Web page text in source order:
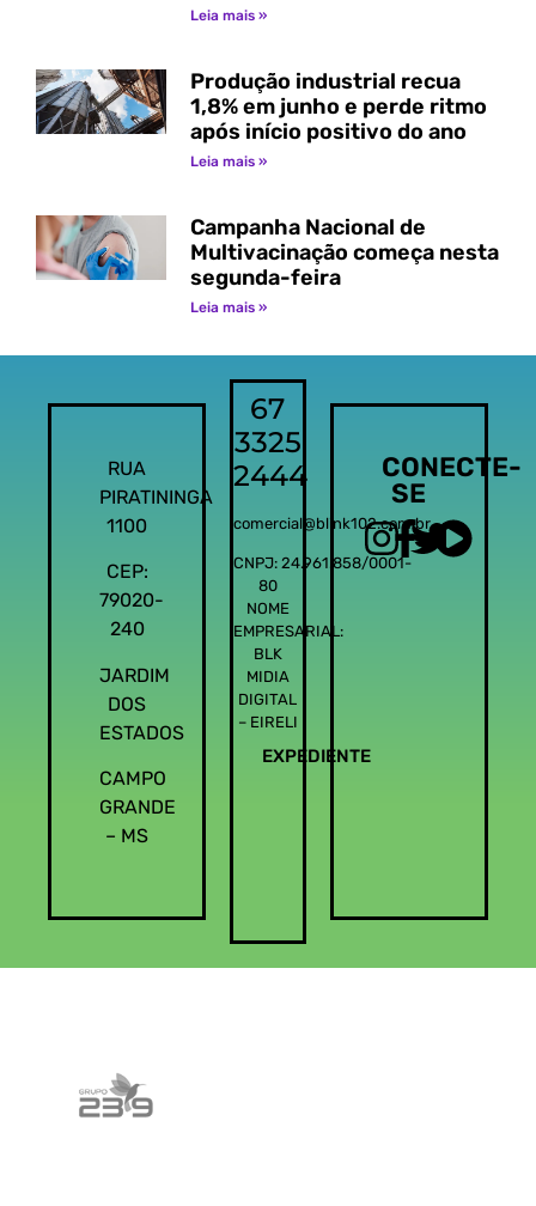
Leia mais »
Produção industrial recua
1,8% em junho e perde ritmo
após início positivo do ano
Leia mais »
Campanha Nacional de
Multivacinação começa nesta
segunda-feira
Leia mais »
RUA
PIRATININGA
1100
CEP:
79020-
240
JARDIM
DOS
ESTADOS
CAMPO
GRANDE
– MS
67
3325
2444
comercial@blink102.com.br
CNPJ: 24.961.858/0001-
80
NOME
EMPRESARIAL:
BLK
MIDIA
DIGITAL
– EIRELI
EXPEDIENTE
CONECTE-
SE